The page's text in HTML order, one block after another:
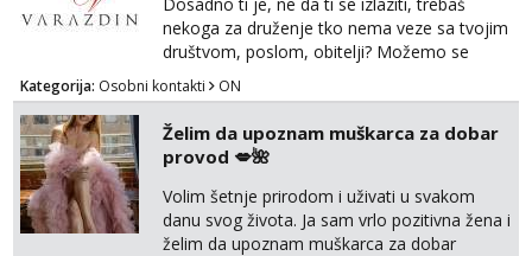
nekoga za druženje tko nema veze sa tvojim
društvom, poslom, obitelji? Možemo se
podružiti i zabaviti na razne načine. Makni se
od svakodnevice samnom. Javi se na
Whatsapp. Samo Varaždin i okolica.
Kategorija: Osobni kontakti ON
Želim da upoznam muškarca za dobar
provod 💋🌺
Volim šetnje prirodom i uživati u svakom
danu svog života. Ja sam vrlo pozitivna žena i
želim da upoznam muškarca za dobar